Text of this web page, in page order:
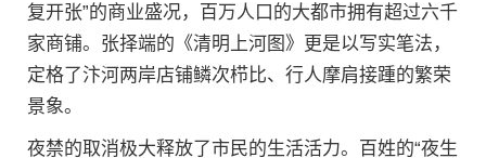
复开张”的商业盛况，百万人口的大都市拥有超过六千
家商铺。张择端的《清明上河图》更是以写实笔法，
定格了汴河两岸店铺鳞次栉比、行人摩肩接踵的繁荣
景象。
夜禁的取消极大释放了市民的生活活力。百姓的“夜生